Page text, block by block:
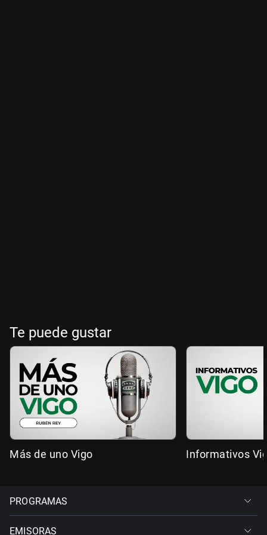
Te puede gustar
Más de uno Vigo Informativos
PROGRAMAS
EMISORAS